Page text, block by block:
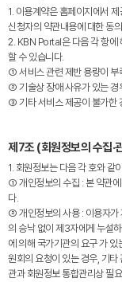
1. 이용계약은 홈페이지에서
신청자의 약관내용에 대한 동
2. KBN Portal은 다음 각 항에
할 수 있습니다.
① 서비스 관련 제반 용량이 부
② 기술상 장애 사유가 있는 경
③ 기타 서비스 제공이 불가한
제7조 (회원정보의 수집·
1. 회원정보는 다음 각 호와 같
① 개인정보의 수집 : 본 약관
다.
② 개인정보의 사용 : 이용자가
의 승낙 없이 제3자에게 누설
에 의해 국가기관의 요구 가 있
원회의 요청이 있는 경우, 기타
관과 회원정보 통합관리상 필